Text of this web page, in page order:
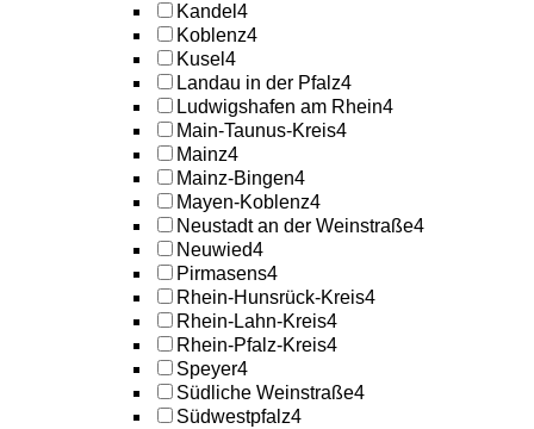
Kandel 4
Koblenz4
Kusel 4
Landau in der Pfalz4
Ludwigshafen am Rhein4
Main-Taunus-Kreis4
Mainz4
Mainz-Bingen4
Mayen-Koblenz4
Neustadt an der Weinstraße4
Neuwied4
Pirmasens4
Rhein-Hunsrück-Kreis4
Rhein-Lahn-Kreis4
Rhein-Pfalz-Kreis4
Speyer4
Südliche Weinstraße4
Südwestpfalz4